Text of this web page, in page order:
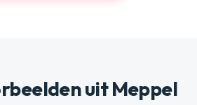
uit Meppel